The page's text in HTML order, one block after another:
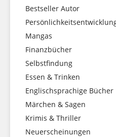
Bestseller Autor
Mangas
Finanzbücher
Selbstfindung
Essen & Trinken
Englischsprachige Bücher
Märchen & Sagen
Krimis & Thriller
Neuerscheinungen